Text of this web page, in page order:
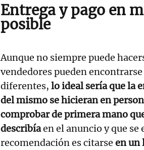
Entrega y pago en
posible
Aunque no siempre puede
vendedores pueden
diferentes, lo ideal sería que la
del mismo se hicieran en
comprobar de primera mano
describíaen el anuncio y que se
recomendación es citarse en un